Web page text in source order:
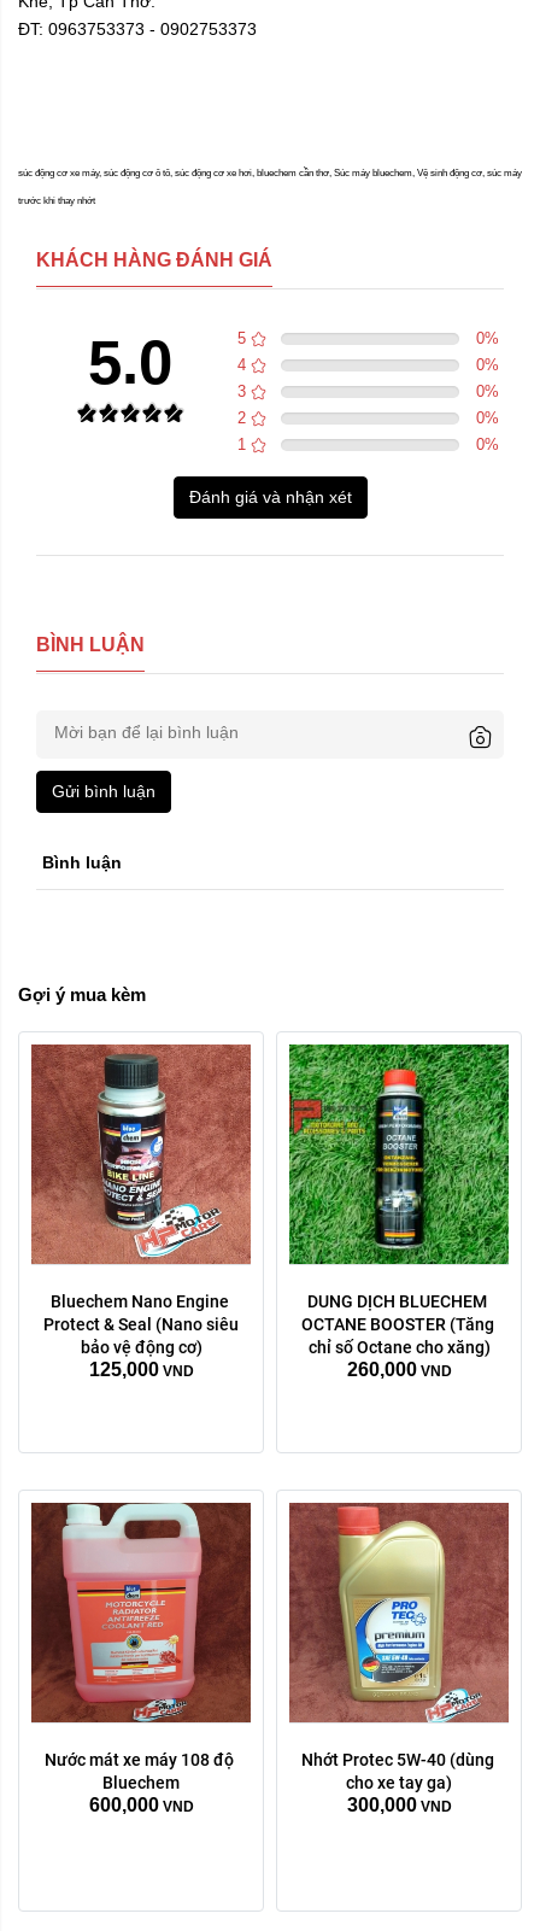
ĐT: 0963753373 - 0902753373
súc động cơ xe máy, súc động cơ ô tô, súc động cơ xe hơi, bluechem cần thơ, Súc máy bluechem, Vệ sinh động cơ, súc máy
trước khi thay nhớt
KHÁCH HÀNG ĐÁNH GIÁ
5.0 5 0%
4
0%
3
0%
2
0%
1
0%
Đánh giá và nhận xét
BÌNH LUẬN
Gửi bình luận
Bình luận
Gợi ý mua kèm
Bluechem Nano Engine
Protect & Seal (Nano siêu
bảo vệ động cơ)
125,000 VND
DUNG DỊCH BLUECHEM
OCTANE BOOSTER (Tăng
chỉ số Octane cho xăng)
260,000 VND
Dung tích:
4 Lít
1 lít
Nước mát xe máy 108 độ
Bluechem
600,000 VND
Nhớt Protec 5W-40 (dùng
cho xe tay ga)
300,000 VND
Dung tích:
50ml
250ml